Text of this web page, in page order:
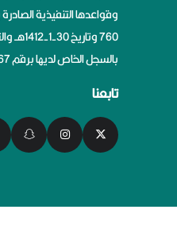
وقواعدها التنفيذية
760
بالسجل الخاص لديها برقم 367 بتاريخ 18-7-1428هــ.
تابعنا